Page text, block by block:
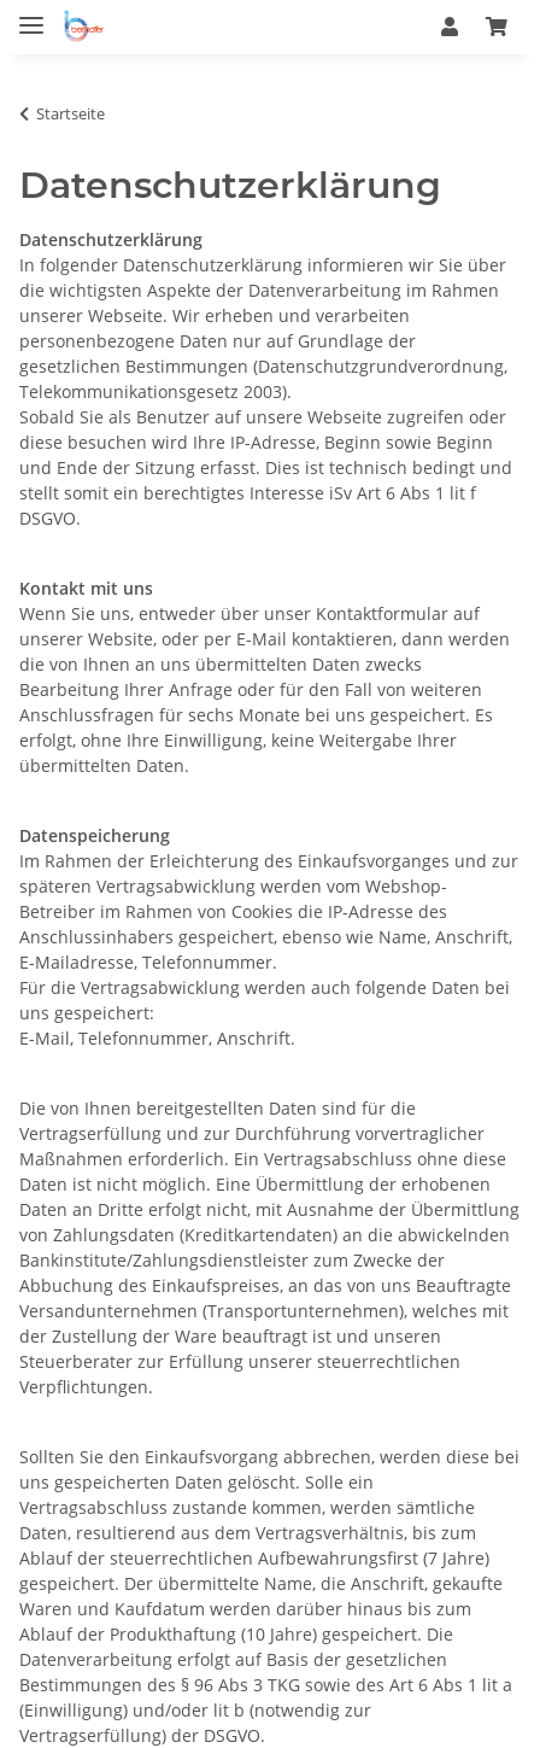
Startseite
Datenschutzerklärung
Datenschutzerklärung
In folgender Datenschutzerklärung informieren wir Sie über
die wichtigsten Aspekte der Datenverarbeitung im Rahmen
unserer Webseite. Wir erheben und verarbeiten
personenbezogene Daten nur auf Grundlage der
gesetzlichen Bestimmungen (Datenschutzgrundverordnung,
Telekommunikationsgesetz 2003).
Sobald Sie als Benutzer auf unsere Webseite zugreifen oder
diese besuchen wird Ihre IP-Adresse, Beginn sowie Beginn
und Ende der Sitzung erfasst. Dies ist technisch bedingt und
stellt somit ein berechtigtes Interesse iSv Art 6 Abs 1 lit f
DSGVO.
Kontakt mit uns
Wenn Sie uns, entweder über unser Kontaktformular auf
unserer Website, oder per E-Mail kontaktieren, dann werden
die von Ihnen an uns übermittelten Daten zwecks
Bearbeitung Ihrer Anfrage oder für den Fall von weiteren
Anschlussfragen für sechs Monate bei uns gespeichert. Es
erfolgt, ohne Ihre Einwilligung, keine Weitergabe Ihrer
übermittelten Daten.
Datenspeicherung
Im Rahmen der Erleichterung des Einkaufsvorganges und zur
späteren Vertragsabwicklung werden vom Webshop-
Betreiber im Rahmen von Cookies die IP-Adresse des
Anschlussinhabers gespeichert, ebenso wie Name, Anschrift,
E-Mailadresse, Telefonnummer.
Für die Vertragsabwicklung werden auch folgende Daten bei
uns gespeichert:
E-Mail, Telefonnummer, Anschrift.
Die von Ihnen bereitgestellten Daten sind für die
Vertragserfüllung und zur Durchführung vorvertraglicher
Maßnahmen erforderlich. Ein Vertragsabschluss ohne diese
Daten ist nicht möglich. Eine Übermittlung der erhobenen
Daten an Dritte erfolgt nicht, mit Ausnahme der Übermittlung
von Zahlungsdaten (Kreditkartendaten) an die abwickelnden
Bankinstitute/Zahlungsdienstleister zum Zwecke der
Abbuchung des Einkaufspreises, an das von uns Beauftragte
Versandunternehmen (Transportunternehmen), welches mit
der Zustellung der Ware beauftragt ist und unseren
Steuerberater zur Erfüllung unserer steuerrechtlichen
Verpflichtungen.
Sollten Sie den Einkaufsvorgang abbrechen, werden diese bei
uns gespeicherten Daten gelöscht. Solle ein
Vertragsabschluss zustande kommen, werden sämtliche
Daten, resultierend aus dem Vertragsverhältnis, bis zum
Ablauf der steuerrechtlichen Aufbewahrungsfirst (7 Jahre)
gespeichert. Der übermittelte Name, die Anschrift, gekaufte
Waren und Kaufdatum werden darüber hinaus bis zum
Ablauf der Produkthaftung (10 Jahre) gespeichert. Die
Datenverarbeitung erfolgt auf Basis der gesetzlichen
Bestimmungen des § 96 Abs 3 TKG sowie des Art 6 Abs 1 lit a
(Einwilligung) und/oder lit b (notwendig zur
Vertragserfüllung) der DSGVO.